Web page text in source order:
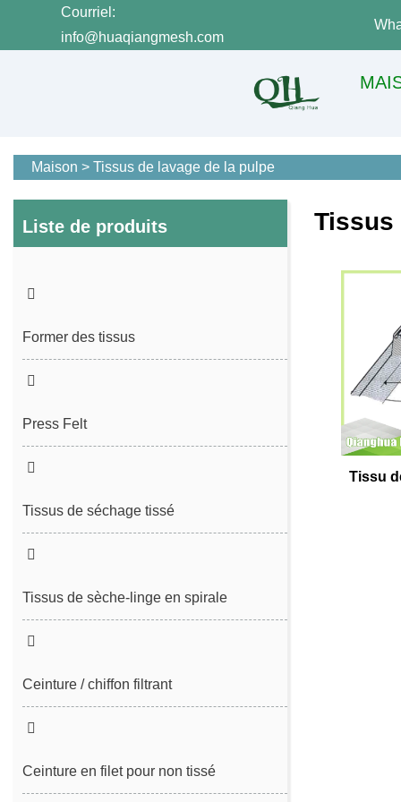
Courriel:
info@huaqiangmesh.com
Maison > Tissus de lavage de la pulpe
Liste de produits
Former des tissus
Press Felt
Couture sans fin ressentie
Tissus de séchage tissé
Tissus de sèche-linge en spirale
Ceinture / chiffon filtrant
Ceinture en filet pour non tissé
Tissus
Tissu